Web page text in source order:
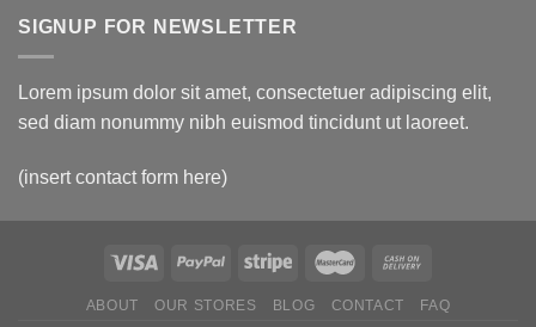
SIGNUP FOR NEWSLETTER
Lorem ipsum dolor sit amet, consectetuer adipiscing elit,
sed diam nonummy nibh euismod tincidunt ut laoreet.
(insert contact form here)
ABOUT OUR STORES BLOG CONTACT FAQ